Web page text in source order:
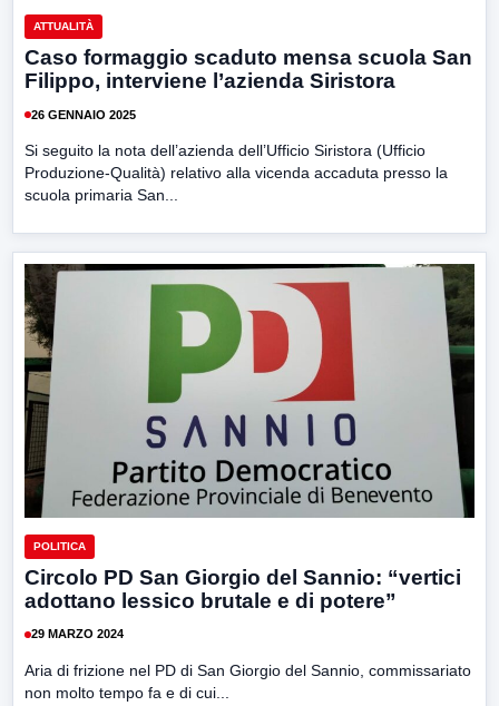
ATTUALITÀ
Caso formaggio scaduto mensa scuola San
Filippo, interviene l’azienda Siristora
26 GENNAIO 2025
Si seguito la nota dell’azienda dell’Ufficio Siristora (Ufficio
Produzione-Qualità) relativo alla vicenda accaduta presso la
scuola primaria San...
POLITICA
Circolo PD San Giorgio del Sannio: “vertici
adottano lessico brutale e di potere”
29 MARZO 2024
Aria di frizione nel PD di San Giorgio del Sannio, commissariato
non molto tempo fa e di cui...